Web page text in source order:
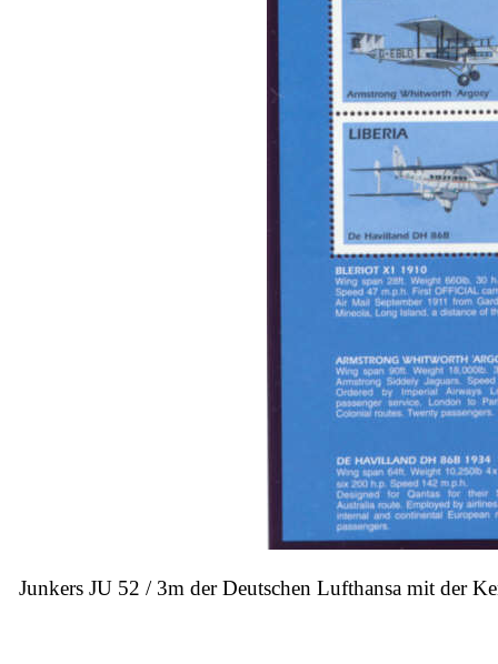
Junkers JU 52 / 3m der Deutschen Lufthansa mit der